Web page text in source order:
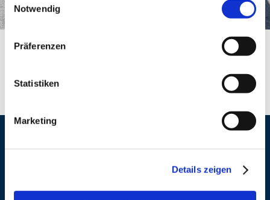
gelistet.
Notwendig
Präferenzen
Statistiken
Marketing
Details zeigen
©
Veranstaltungsort